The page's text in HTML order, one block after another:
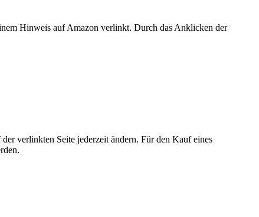
Hinweis auf Amazon verlinkt. Durch das Anklicken der
verlinkten Seite jederzeit ändern. Für den Kauf eines